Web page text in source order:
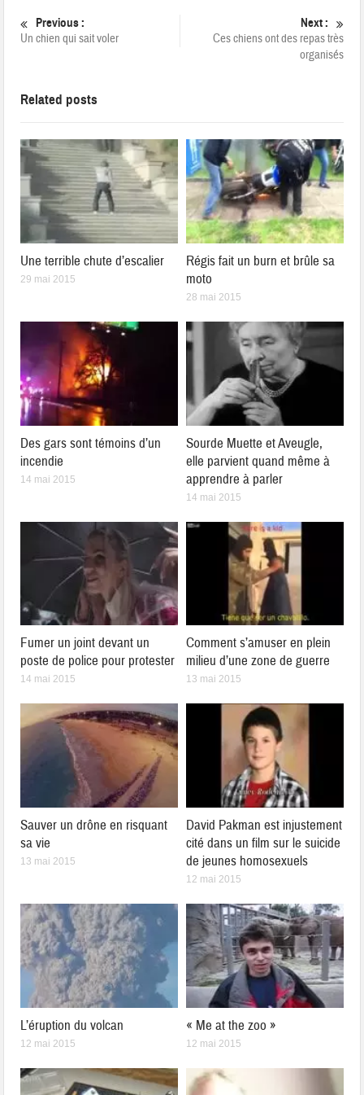
Previous :
Un chien qui sait voler
Next :
Ces chiens ont des repas très
organisés
Related posts
Une terrible chute d’escalier
29 mai 2015
Régis fait un burn et brûle sa
moto
28 mai 2015
Des gars sont témoins d’un
incendie
14 mai 2015
Sourde Muette et Aveugle,
elle parvient quand même à
apprendre à parler
14 mai 2015
Fumer un joint devant un
poste de police pour protester
14 mai 2015
Comment s’amuser en plein
milieu d’une zone de guerre
13 mai 2015
Sauver un drône en risquant
sa vie
13 mai 2015
David Pakman est injustement
cité dans un film sur le suicide
de jeunes homosexuels
12 mai 2015
L’éruption du volcan
12 mai 2015
« Me at the zoo »
12 mai 2015